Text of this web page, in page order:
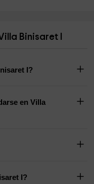
Binisaret I
I?
en Villa
I?